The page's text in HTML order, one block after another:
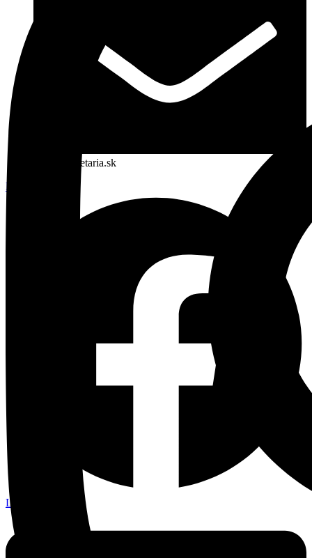
info@planetaria.sk
Facebook
Linkedin